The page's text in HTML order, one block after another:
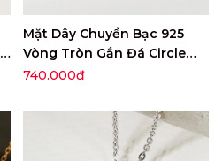
Mặt Dây Chuyền Bạc 925
Vòng Tròn Gắn Đá Circle
Stone - VCP03
740.000₫